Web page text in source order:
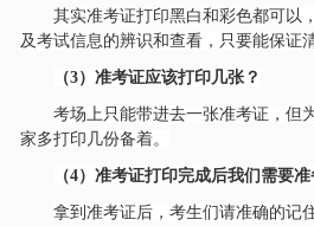
其实准考证打印黑白和彩色都可以
及考试信息的辨识和查看，只要能保证
（3）准考证应该打印几张？
考场上只能带进去一张准考证，但
家多打印几份备着。
（4）准考证打印完成后我们需要准
拿到准考证后，考生们请准确的记